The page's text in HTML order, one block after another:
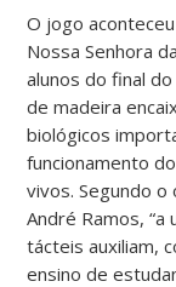
O jogo
Nossa Senhora
alunos do final
de madeira
biológicos
funcionamento
vivos.Segundo
André Ramos,
tácteis auxiliam,
ensino de